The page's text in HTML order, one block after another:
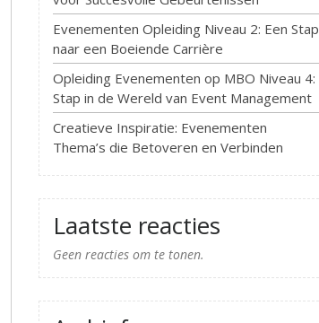
Evenementen Opleiding Niveau 2: Een Stap
naar een Boeiende Carrière
Opleiding Evenementen op MBO Niveau 4:
Stap in de Wereld van Event Management
Creatieve Inspiratie: Evenementen
Thema’s die Betoveren en Verbinden
Laatste reacties
Geen reacties om te tonen.